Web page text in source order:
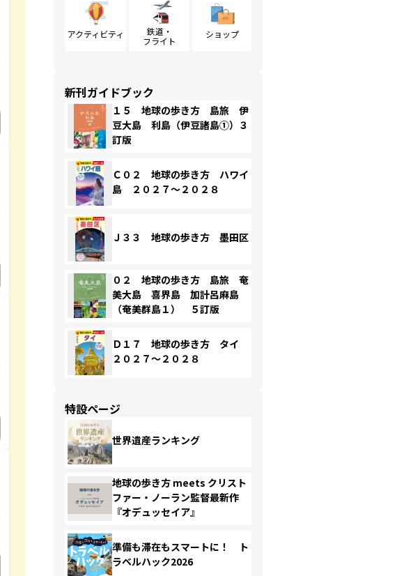
アクティビティ
鉄道・
フライト
ショップ
新刊ガイドブック
１５ 地球の歩き方 島旅 伊
豆大島 利島（伊豆諸島①）３
訂版
Ｃ０２ 地球の歩き方 ハワイ
島 ２０２７～２０２８
Ｊ３３ 地球の歩き方 墨田区
０２ 地球の歩き方 島旅 奄
美大島 喜界島 加計呂麻島
（奄美群島１） ５訂版
Ｄ１７ 地球の歩き方 タイ
２０２７～２０２８
特設ページ
世界遺産ランキング
地球の歩き方 meets クリスト
ファー・ノーラン監督最新作
『オデュッセイア』
準備も滞在もスマートに！ ト
ラベルハック2026